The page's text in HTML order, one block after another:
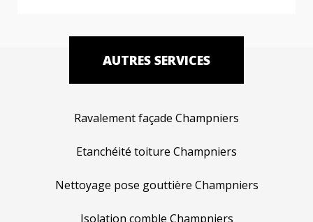
AUTRES SERVICES
Ravalement façade Champniers
Etanchéité toiture Champniers
Nettoyage pose gouttière Champniers
Isolation comble Champniers